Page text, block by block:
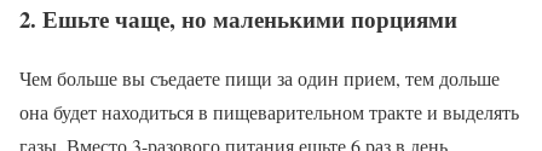
2. Ешьте чаще, но маленькими порциями
Чем больше вы съедаете пищи за один прием, тем дольше
она будет находиться в пищеварительном тракте и выделять
газы. Вместо 3-разового питания ешьте 6 раз в день